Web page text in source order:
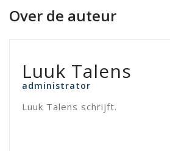
Over de auteur
Luuk Talens
administrator
Luuk Talens schrijft.